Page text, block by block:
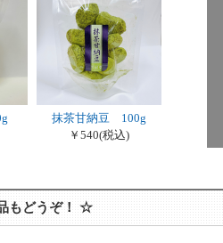
抹茶甘納豆 100g
￥540(税込)
もどうぞ！ ☆